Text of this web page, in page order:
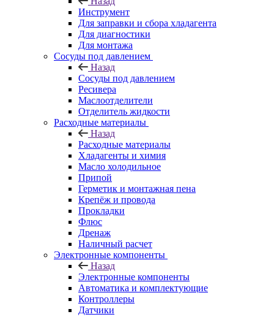
Инструмент
Для заправки и сбора хладагента
Для диагностики
Для монтажа
Сосуды под давлением
Назад
Сосуды под давлением
Ресивера
Маслоотделители
Отделитель жидкости
Расходные материалы
Назад
Расходные материалы
Хладагенты и химия
Масло холодильное
Припой
Герметик и монтажная пена
Крепёж и провода
Прокладки
Флюс
Дренаж
Наличный расчет
Электронные компоненты
Назад
Электронные компоненты
Автоматика и комплектующие
Контроллеры
Датчики